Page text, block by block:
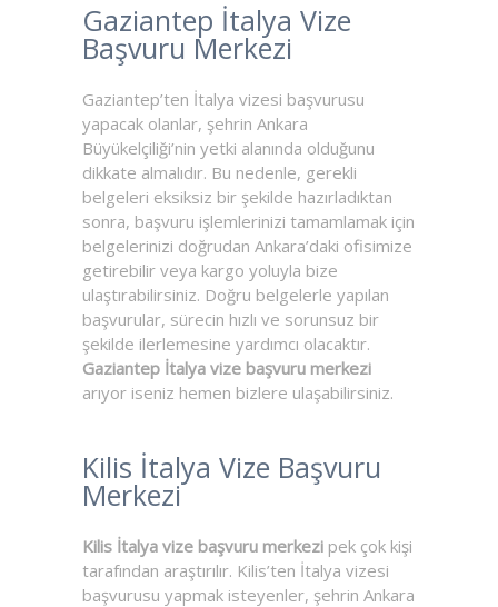
Gaziantep İtalya Vize
Başvuru Merkezi
Gaziantep’ten İtalya vizesi başvurusu
yapacak olanlar, şehrin Ankara
Büyükelçiliği’nin yetki alanında olduğunu
dikkate almalıdır. Bu nedenle, gerekli
belgeleri eksiksiz bir şekilde hazırladıktan
sonra, başvuru işlemlerinizi tamamlamak için
belgelerinizi doğrudan Ankara’daki ofisimize
getirebilir veya kargo yoluyla bize
ulaştırabilirsiniz. Doğru belgelerle yapılan
başvurular, sürecin hızlı ve sorunsuz bir
şekilde ilerlemesine yardımcı olacaktır.
Gaziantep İtalya vize başvuru merkezi
arıyor iseniz hemen bizlere ulaşabilirsiniz.
Kilis İtalya Vize Başvuru
Merkezi
Kilis İtalya vize başvuru merkezi pek çok kişi
tarafından araştırılır. Kilis’ten İtalya vizesi
başvurusu yapmak isteyenler, şehrin Ankara